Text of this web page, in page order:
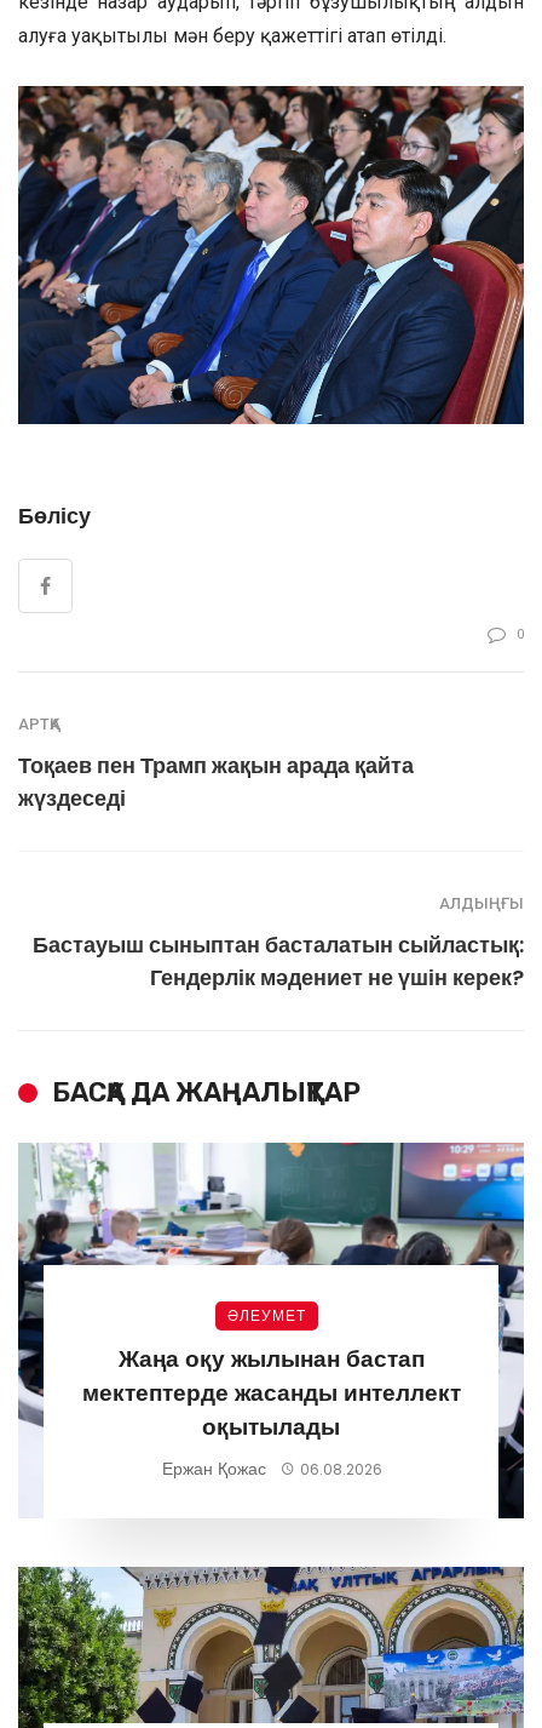
алуға уақытылы мән беру қажеттігі атап өтілді.
Бөлісу
0
АРТҚА
Тоқаев пен Трамп жақын арада қайта
жүздеседі
АЛДЫҢҒЫ
Бастауыш сыныптан басталатын сыйластық:
Гендерлік мәдениет не үшін керек?
БАСҚА ДА ЖАҢАЛЫҚТАР
ӘЛЕУМЕТ
Жаңа оқу жылынан бастап
мектептерде жасанды интеллект
оқытылады
Ержан Қожас 06.08.2026